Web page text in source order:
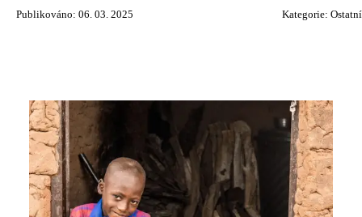
Publikováno: 06. 03. 2025 Kategorie: Ostatní